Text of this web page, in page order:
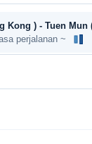
Kong ) - Tuen Mun
perjalanan ~